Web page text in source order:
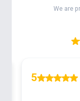
általunk
forrása, hogy
Nem tudtuk
a tégelyekbe.
16